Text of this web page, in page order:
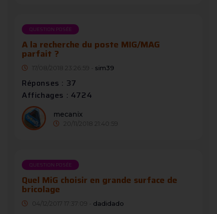
QUESTION POSÉE
A la recherche du poste MIG/MAG
parfait ?
17/08/2018 23:26:59 - sim39
Réponses : 37
Affichages : 4724
mecanix
20/11/2018 21:40:59
QUESTION POSÉE
Quel MiG choisir en grande surface de
bricolage
04/12/2017 17:37:09 - dadidado